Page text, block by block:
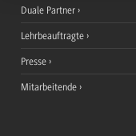
Duale Partner
Lehrbeauftragte
Presse
Mitarbeitende